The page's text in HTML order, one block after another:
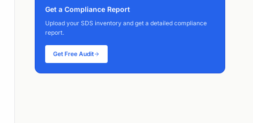
Get a Compliance Report
Upload your SDS inventory and get a detailed compliance
report.
Get Free Audit